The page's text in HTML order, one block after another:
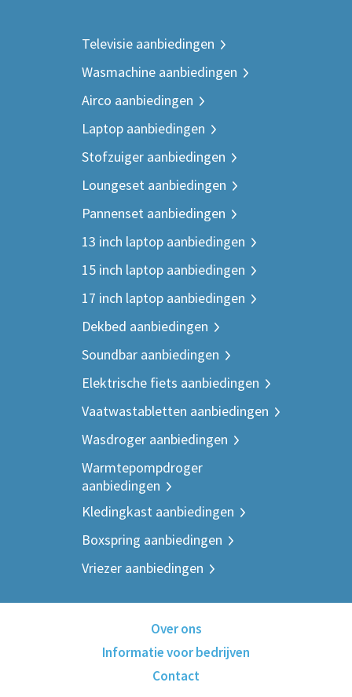
Televisie aanbiedingen
Wasmachine aanbiedingen
Airco aanbiedingen
Laptop aanbiedingen
Stofzuiger aanbiedingen
Loungeset aanbiedingen
Pannenset aanbiedingen
13 inch laptop aanbiedingen
15 inch laptop aanbiedingen
17 inch laptop aanbiedingen
Dekbed aanbiedingen
Soundbar aanbiedingen
Elektrische fiets aanbiedingen
Vaatwastabletten aanbiedingen
Wasdroger aanbiedingen
Warmtepompdroger
aanbiedingen
Kledingkast aanbiedingen
Boxspring aanbiedingen
Vriezer aanbiedingen
Over ons
Informatie voor bedrijven
Contact